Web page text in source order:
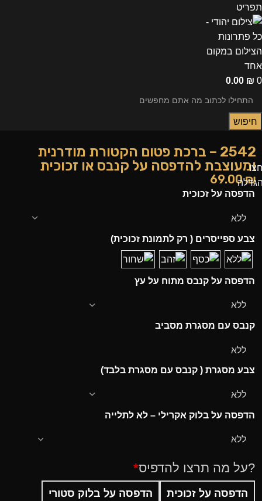
תפריט
0
0.00 ₪
חיפוש
2542 – ברכת פטום הקטורת מודרנית
ומעוצבת להדפסה על קנבס או זכוכית
69.00₪
הדפסה על זכוכית
צבע ספייסרים ( רק לתמונת זכוכית)
הדפסה על קנבס מתוח על עץ
קנבס עם מסגרת מסביב
צבע מסגרת ( קנבס עם מסגרת בלבד)
הדפסה על בלוק אקרילי – לא לתלייה
?על מה תרצו להדפיס*
הדפסה על זכוכית הדפסה על בלוק סטורי